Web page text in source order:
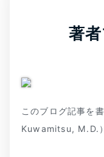
著
このブログ記事を
Kuwamitsu, M.D.）